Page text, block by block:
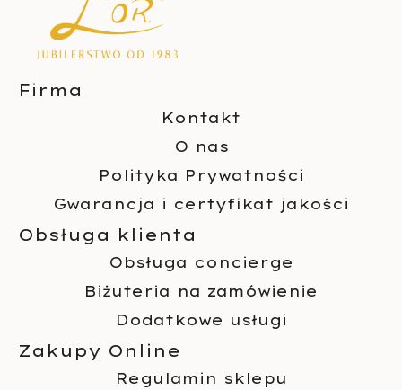
Firma
Kontakt
O nas
Polityka Prywatności
Gwarancja i certyfikat jakości
Obsługa klienta
Obsługa concierge
Biżuteria na zamówienie
Dodatkowe usługi
Zakupy Online
Regulamin sklepu